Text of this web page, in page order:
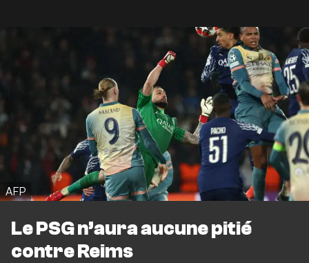
AFP
Le PSG n’aura aucune pitié
contre Reims